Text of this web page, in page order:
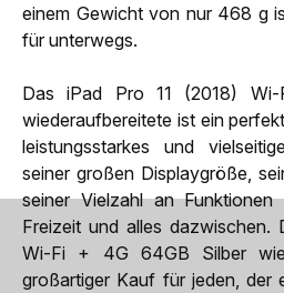
einem Gewicht von nur 468 g
für unterwegs.
Das iPad Pro 11 (2018)
wiederaufbereitete ist ein
leistungsstarkes und
seiner großen Displaygröße,
seiner Vielzahl an
Freizeit und alles dazwischen.
Wi-Fi + 4G 64GB Silber
großartiger Kauf für jeden, der